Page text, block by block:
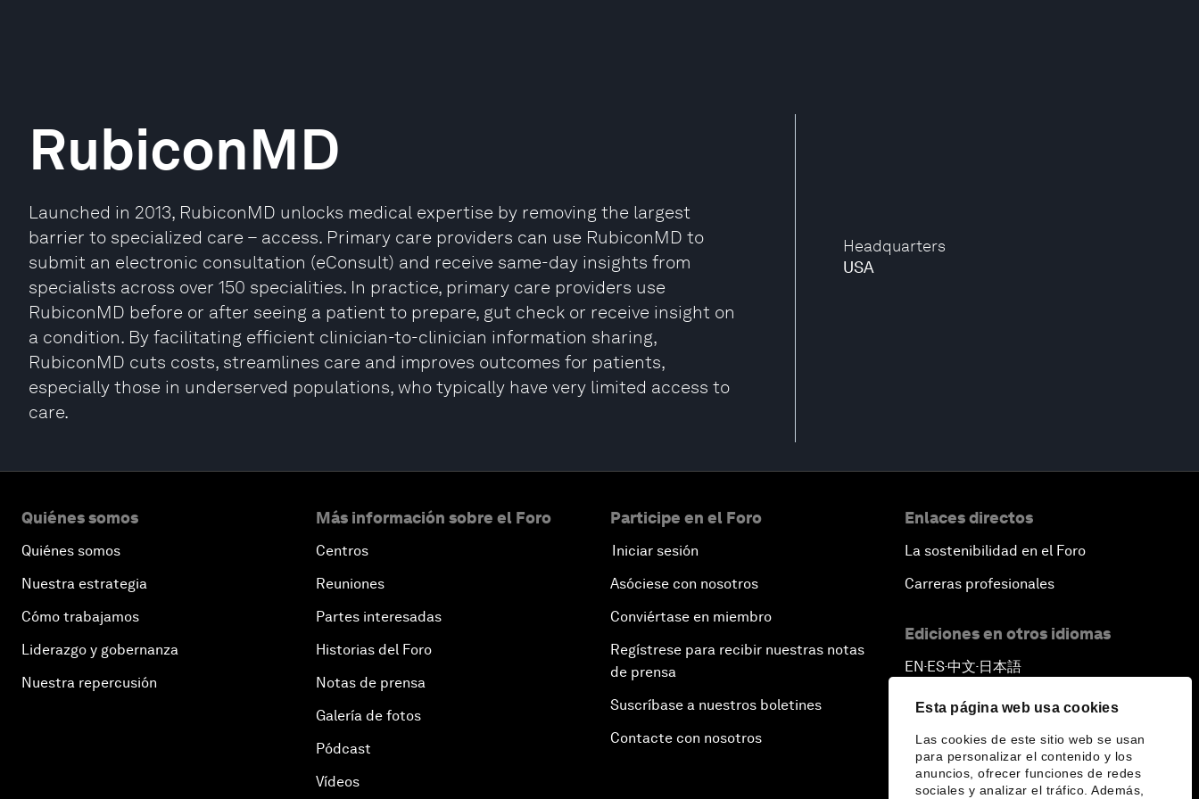
Esta página web usa cookies
Las cookies de este sitio web se usan
para personalizar el contenido y los
anuncios, ofrecer funciones de redes
sociales y analizar el tráfico. Además,
Headquarters
USA
RubiconMD
Launched in 2013, RubiconMD unlocks medical expertise by removing the largest
barrier to specialized care – access. Primary care providers can use RubiconMD to
submit an electronic consultation (eConsult) and receive same-day insights from
specialists across over 150 specialities. In practice, primary care providers use
RubiconMD before or after seeing a patient to prepare, gut check or receive insight on
a condition. By facilitating efficient clinician-to-clinician information sharing,
RubiconMD cuts costs, streamlines care and improves outcomes for patients,
especially those in underserved populations, who typically have very limited access to
care.
Quiénes somos
Quiénes somos
Nuestra estrategia
Cómo trabajamos
Liderazgo y gobernanza
Nuestra repercusión
Más información sobre el Foro
Centros
Reuniones
Partes interesadas
Historias del Foro
Notas de prensa
Galería de fotos
Pódcast
Vídeos
Participe en el Foro
Iniciar sesión
Asóciese con nosotros
Conviértase en miembro
Regístrese para recibir nuestras notas
de prensa
Suscríbase a nuestros boletines
Contacte con nosotros
Enlaces directos
La sostenibilidad en el Foro
Carreras profesionales
Ediciones en otros idiomas
EN ▪ES▪中文▪ 日本語